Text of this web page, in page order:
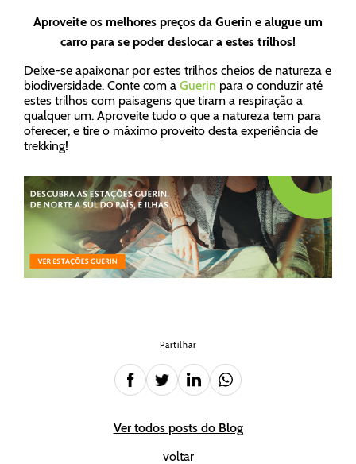
Aproveite os melhores preços da Guerin e alugue um
carro para se poder deslocar a estes trilhos!
Deixe-se apaixonar por estes trilhos cheios de natureza e
biodiversidade. Conte com a Guerin para o conduzir até
estes trilhos com paisagens que tiram a respiração a
qualquer um. Aproveite tudo o que a natureza tem para
oferecer, e tire o máximo proveito desta experiência de
trekking!
Partilhar
Ver todos posts do Blog
voltar